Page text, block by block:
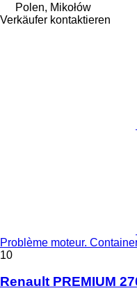
Polen, Mikołów
Verkäufer kontaktieren
Problème moteur.
10
Renault PREMIUM